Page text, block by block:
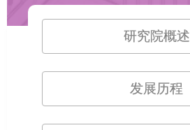
研究院概述
发展历程